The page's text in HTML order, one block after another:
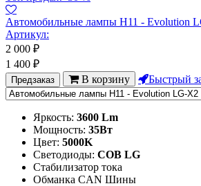
Автомобильные лампы H11 - Evolution
Артикул:
2 000 ₽
1 400 ₽
Предзаказ В корзину Быстрый
Яркость: 3600 Lm
Мощность: 35Вт
Цвет: 5000K
Светодиоды: COB LG
Стабилизатор тока
Обманка CAN Шины